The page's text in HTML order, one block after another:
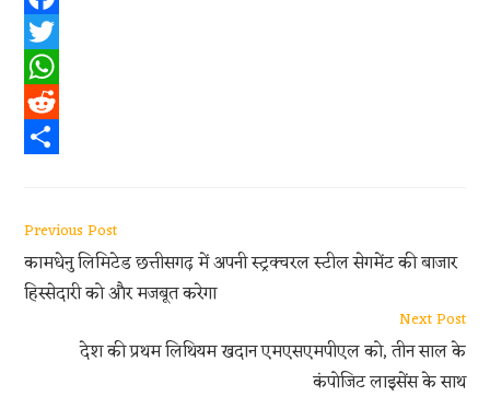
F
a
c
e
o
k
T
w
e
r
W
h
s
A
p
R
d
i
a
r
Read
more
articles
Previous Post
कामधेनु लिमिटेड छत्तीसगढ़ में अपनी स्ट्रक्चरल स्टील सेगमेंट की बाजार
हिस्सेदारी को और मजबूत करेगा
Next Post
देश की प्रथम लिथियम खदान एमएसएमपीएल को, तीन साल के
कंपोजिट लाइसेंस के साथ